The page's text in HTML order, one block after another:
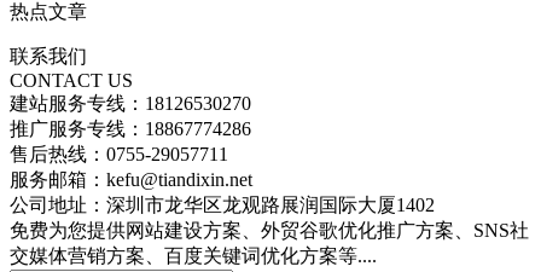
热点文章
联系我们
CONTACT US
建站服务专线：18126530270
推广服务专线：18867774286
售后热线：0755-29057711
服务邮箱：kefu@tiandixin.net
公司地址：深圳市龙华区龙观路展润国际大厦1402
免费为您提供网站建设方案、外贸谷歌优化推广方案、SNS社
交媒体营销方案、百度关键词优化方案等....